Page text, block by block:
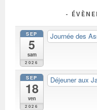
SEP
5
sam
2026
Journée des
SEP
18
ven
2026
Déjeuner aux